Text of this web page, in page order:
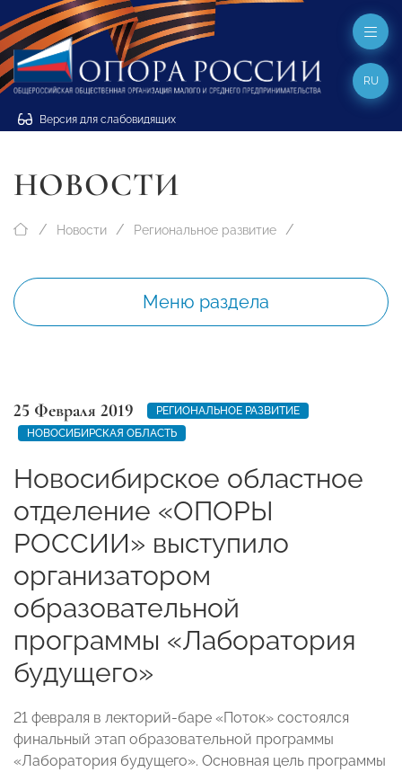
Версия для слабовидящих
RU
НОВОСТИ
Новости Региональное развитие
Меню раздела
25 Февраля 2019
РЕГИОНАЛЬНОЕ РАЗВИТИЕ
НОВОСИБИРСКАЯ ОБЛАСТЬ
Новосибирское областное
отделение «ОПОРЫ
РОССИИ» выступило
организатором
образовательной
программы «Лаборатория
будущего»
21 февраля в лекторий-баре «Поток» состоялся
финальный этап образовательной программы
«Лаборатория будущего». Основная цель программы